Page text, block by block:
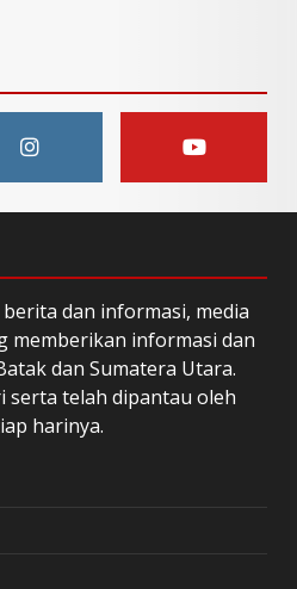
dan informasi, media
memberikan informasi dan
dan Sumatera Utara.
serta telah dipantau oleh
harinya.